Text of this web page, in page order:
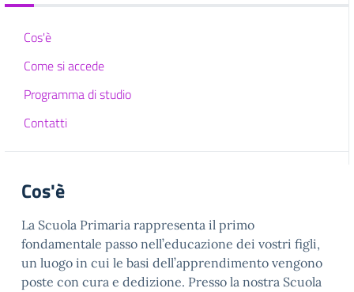
Cos'è
Come si accede
Programma di studio
Contatti
Cos'è
La Scuola Primaria rappresenta il primo
fondamentale passo nell’educazione dei vostri figli,
un luogo in cui le basi dell’apprendimento vengono
poste con cura e dedizione. Presso la nostra Scuola